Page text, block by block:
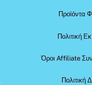
Προϊόντα
Πολιτική
Όροι Affiliate
Πολιτική